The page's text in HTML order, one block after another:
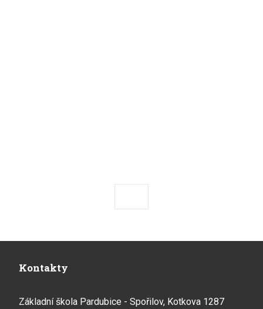
Kontakty
Základní škola Pardubice - Spořilov, Kotkova 1287